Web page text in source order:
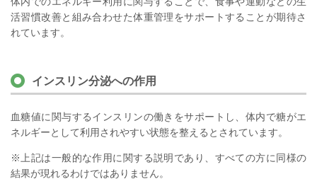
活習慣改善と組み合わせた体重管理をサポートすることが期待さ
れています。
インスリン分泌への作用
血糖値に関与するインスリンの働きをサポートし、体内で糖がエ
ネルギーとして利用されやすい状態を整えるとされています。
※上記は一般的な作用に関する説明であり、すべての方に同様の
結果が現れるわけではありません。